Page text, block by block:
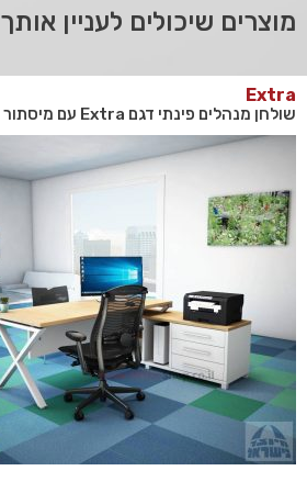
מוצרים שיכולים לעניין אותך
Extra
שולחן מנהלים פינתי דגם Extra עם מיסתור עץ